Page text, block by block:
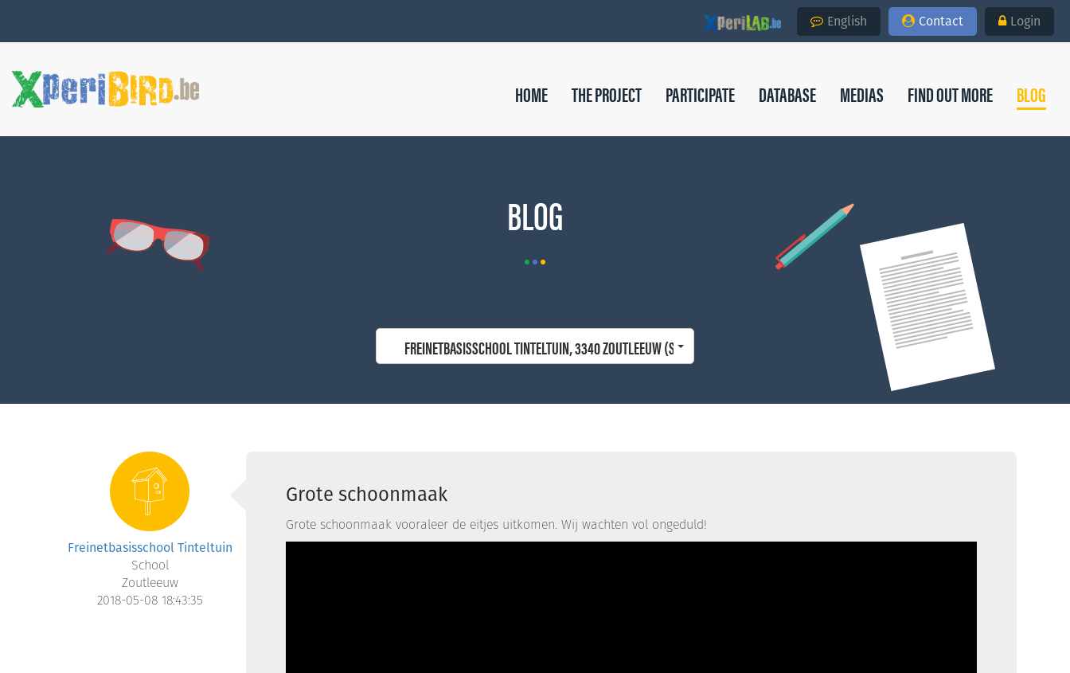
English Contact Login
HOME THE PROJECT PARTICIPATE DATABASE MEDIAS FIND OUT MORE BLOG
BLOG
FREINETBASISSCHOOL TINTELTUIN, 3340 ZOUTLEEUW (SCHOOL)
Freinetbasisschool Tinteltuin
School
Zoutleeuw
2018-05-08 18:43:35
Grote schoonmaak
Grote schoonmaak vooraleer de eitjes uitkomen. Wij wachten vol ongeduld!